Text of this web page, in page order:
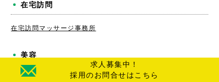
求人募集中！
採用のお問合せはこちら
在宅訪問
在宅訪問マッサージ事務所
美容
美容メニュー